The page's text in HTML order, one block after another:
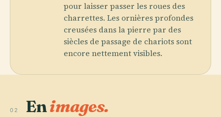
pour laisser passer les roues des
charrettes. Les ornières profondes
creusées dans la pierre par des
siècles de passage de chariots sont
encore nettement visibles.
02 Enimages.